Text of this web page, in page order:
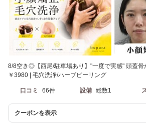
8/8空き◎【西尾/駐車場あり】"一度で実感" 頭蓋骨
￥3980 | 毛穴洗浄/ハーブピーリング
口コミ 66件 設備 総数1
クーポンを表示